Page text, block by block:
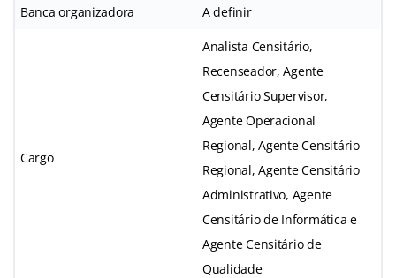
Banca organizadora A definir
Cargo
Analista Censitário,
Recenseador, Agente
Censitário Supervisor,
Agente Operacional
Regional, Agente Censitário
Regional, Agente Censitário
Administrativo, Agente
Censitário de Informática e
Agente Censitário de
Qualidade